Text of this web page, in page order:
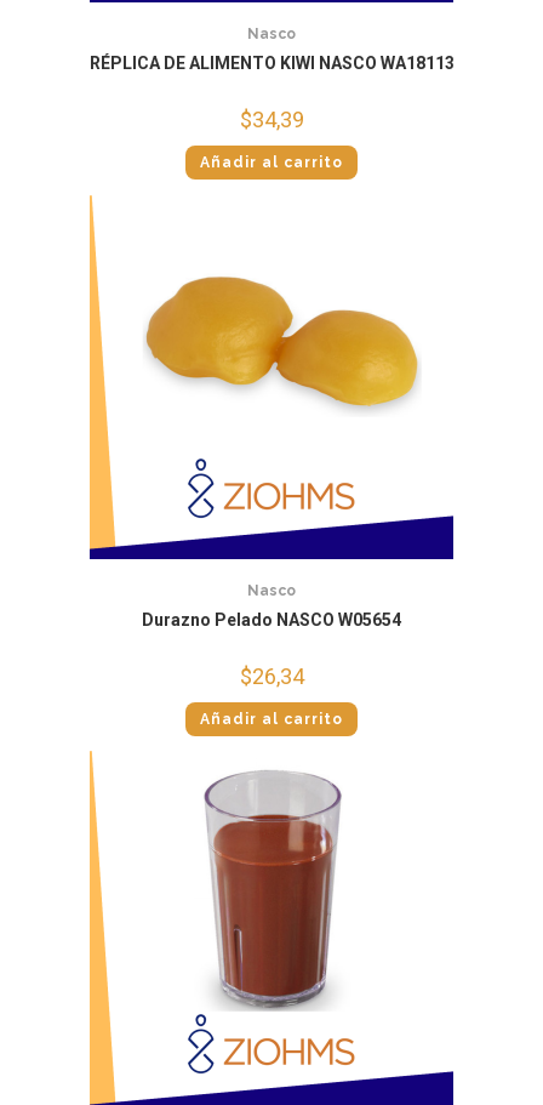
Nasco
RÉPLICA DE ALIMENTO KIWI NASCO WA18113
$34,39
Añadir al carrito
Nasco
Durazno Pelado NASCO W05654
$26,34
Añadir al carrito